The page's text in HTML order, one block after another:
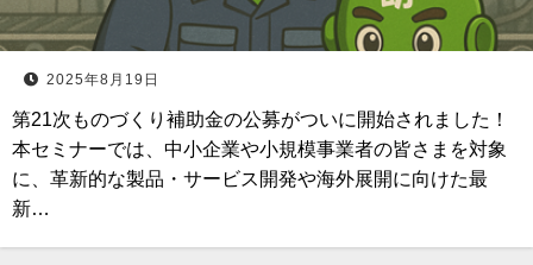
2025年8月19日
第21次ものづくり補助金の公募がついに開始されました！
本セミナーでは、中小企業や小規模事業者の皆さまを対象
に、革新的な製品・サービス開発や海外展開に向けた最
新…